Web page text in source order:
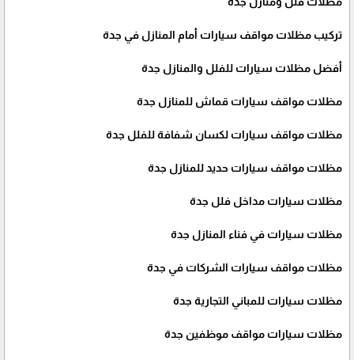
تركيب مظلات مواقف سيارات أمام المنازل في جدة
أفضل مظلات سيارات للفلل والمنازل جدة
مظلات مواقف سيارات قماش للمنازل جدة
مظلات مواقف سيارات لكسان شفافة للفلل جدة
مظلات مواقف سيارات حديد للمنازل جدة
مظلات سيارات مداخل فلل جدة
مظلات سيارات في فناء المنازل جدة
مظلات مواقف سيارات الشركات في جدة
مظلات سيارات للمباني التجارية جدة
مظلات سيارات مواقف موظفين جدة